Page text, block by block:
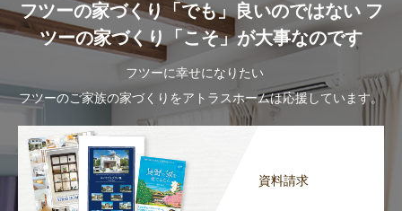
フツーの家づくり「でも」良いのではない フ
ツーの家づくり「こそ」が大事なのです
フツーに幸せになりたい
フツーのご家族の家づくりをアトラスホームは応援しています。
資料請求